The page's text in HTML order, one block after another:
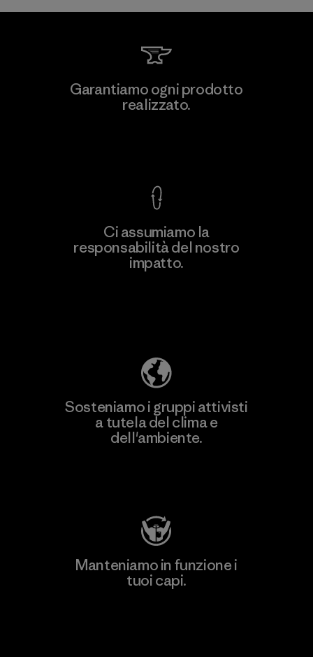
Scopri di più
Kanaan Bao Loc Co., Ltd.
Garantiamo ogni prodotto
realizzato.
Ci assumiamo la
responsabilità del nostro
impatto.
Sosteniamo i gruppi attivisti
a tutela del clima e
dell'ambiente.
Manteniamo in funzione i
tuoi capi.